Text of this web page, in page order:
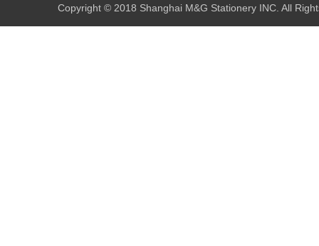
Copyright © 2018 Shanghai M&G Stationery INC. All